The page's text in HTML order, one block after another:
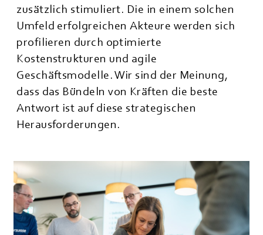
zusätzlich stimuliert. Die in einem solchen
Umfeld erfolgreichen Akteure werden sich
profilieren durch optimierte
Kostenstrukturen und agile
Geschäftsmodelle. Wir sind der Meinung,
dass das Bündeln von Kräften die beste
Antwort ist auf diese strategischen
Herausforderungen.